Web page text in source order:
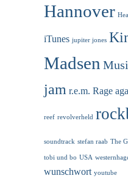
Hannover
iTunes jupiter jones
Madsen
jam r.e.m. Rage
reef revolverheld
soundtrack stefan raab The
tobi und bo USA
wunschwort youtube